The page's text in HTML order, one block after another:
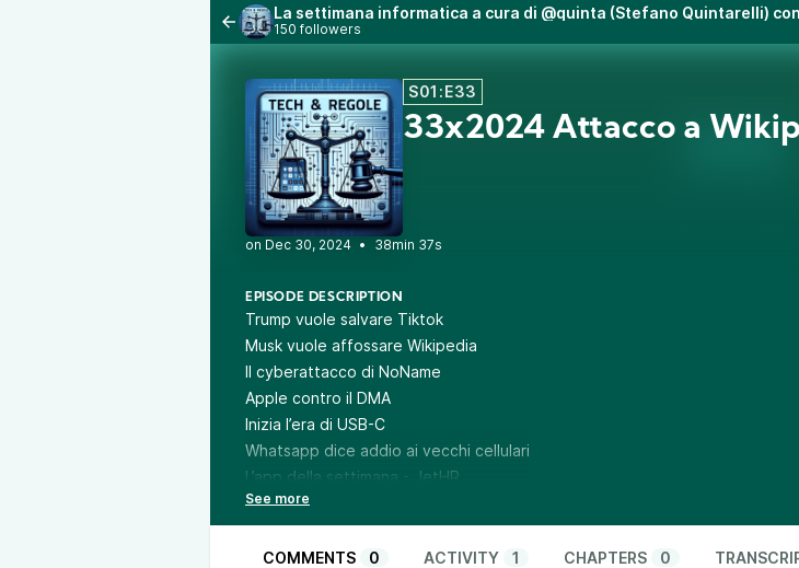
La settimana informatica a cura di @quinta (Stefano Quintarelli)
150 followers
S01:E33
33x2024 Attacco a
• 38min 37s
EPISODE DESCRIPTION
Trump vuole salvare Tiktok
Musk vuole affossare Wikipedia
Il cyberattacco di NoName
Apple contro il DMA
Inizia l’era di USB-C
Whatsapp dice addio ai vecchi cellulari
L’app della settimana - JetHR
Dazi - le GPU aumentano del 40%
Un anno di fake news
COMMENTS
0 ACTIVITY 1 CHAPTERS 0